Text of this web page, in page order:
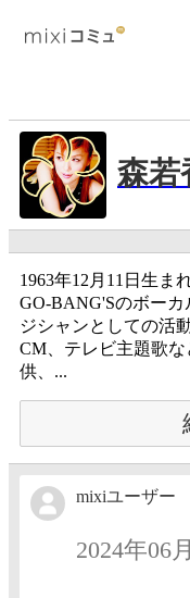
森若
1963年12月11日生
GO-BANG'Sのボー
ジシャンとしての活
CM、テレビ主題歌
供、...
mixiユーザー
2024年06